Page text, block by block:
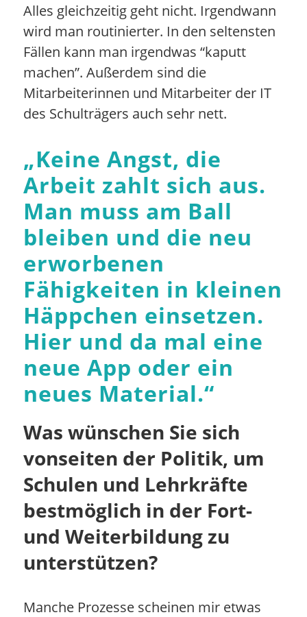
Alles gleichzeitig geht nicht. Irgendwann
wird man routinierter. In den seltensten
Fällen kann man irgendwas “kaputt
machen”. Außerdem sind die
Mitarbeiterinnen und Mitarbeiter der IT
des Schulträgers auch sehr nett.
„Keine Angst, die
Arbeit zahlt sich aus.
Man muss am Ball
bleiben und die neu
erworbenen
Fähigkeiten in kleinen
Häppchen einsetzen.
Hier und da mal eine
neue App oder ein
neues Material.“
Was wünschen Sie sich
vonseiten der Politik, um
Schulen und Lehrkräfte
bestmöglich in der Fort-
und Weiterbildung zu
unterstützen?
Manche Prozesse scheinen mir etwas